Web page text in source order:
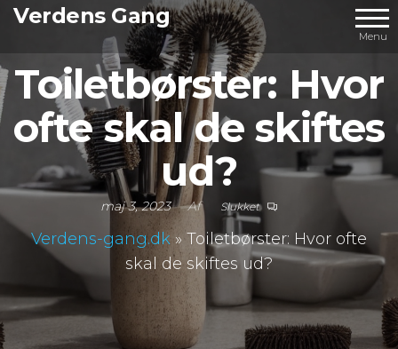
Videre
indhold
Verdens Gang
Menu
Toiletbørster: Hvor
ofte skal de skiftes
ud?
maj 3, 2023 Af Slukket
Verdens-gang.dk » Toiletbørster: Hvor ofte
skal de skiftes ud?